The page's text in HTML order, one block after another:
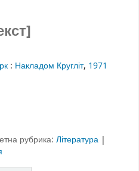
: Накладом Кругліт, 1971
рубрика: Література |